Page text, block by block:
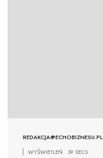
REDAKCJA@ECHOBIZNESU.PL
WYŚWIETLEŃ
39 SECS